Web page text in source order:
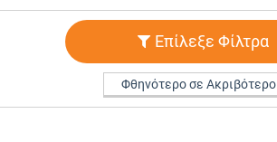
Επίλεξε Φίλτρα
Φθηνότερο σε Ακριβότερο